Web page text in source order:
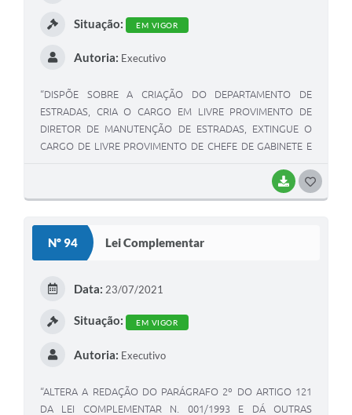
BAIXAR
Situação: EM VIGOR
Autoria: Executivo
“DISPÕE SOBRE A CRIAÇÃO DO DEPARTAMENTO DE
ESTRADAS, CRIA O CARGO EM LIVRE PROVIMENTO DE
DIRETOR DE MANUTENÇÃO DE ESTRADAS, EXTINGUE O
CARGO DE LIVRE PROVIMENTO DE CHEFE DE GABINETE E
Nº 94 Lei Complementar
Data: 23/07/2021
Situação: EM VIGOR
Autoria: Executivo
“ALTERA A REDAÇÃO DO PARÁGRAFO 2º DO ARTIGO 121
DA LEI COMPLEMENTAR N. 001/1993 E DÁ OUTRAS